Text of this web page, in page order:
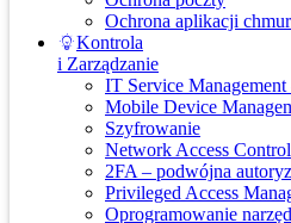
Ochrona aplikacji
Kontrola
i Zarządzanie
IT Service Management
Mobile Device
Szyfrowanie
Network Access Control
2FA – podwójna
Privileged Access
Oprogramowanie